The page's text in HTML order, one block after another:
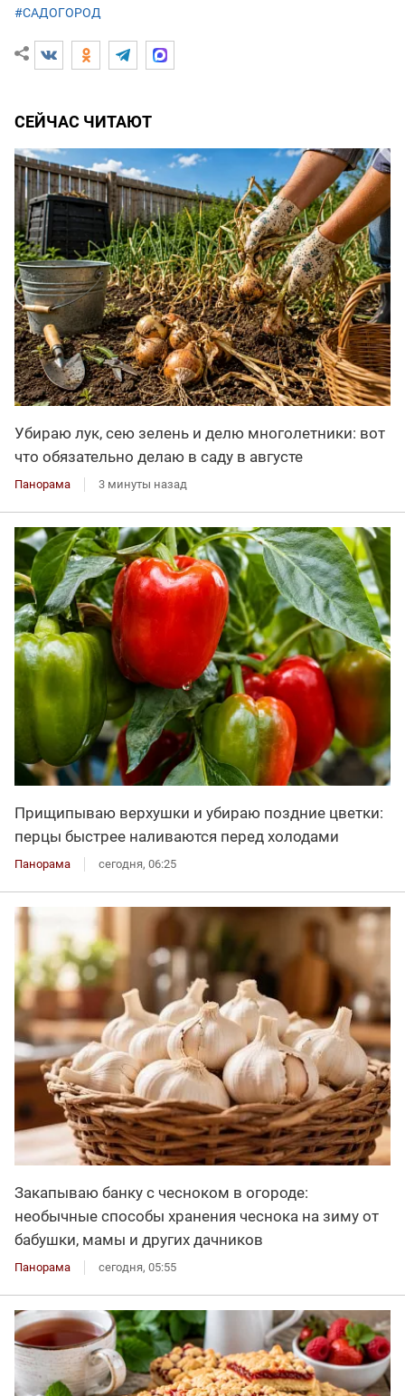
#САДОГОРОД
СЕЙЧАС ЧИТАЮТ
Убираю лук, сею зелень и делю многолетники: вот
что обязательно делаю в саду в августе
Панорама 3 минуты назад
Прищипываю верхушки и убираю поздние цветки:
перцы быстрее наливаются перед холодами
Панорама сегодня, 06:25
Закапываю банку с чесноком в огороде:
необычные способы хранения чеснока на зиму от
бабушки, мамы и других дачников
Панорама сегодня, 05:55